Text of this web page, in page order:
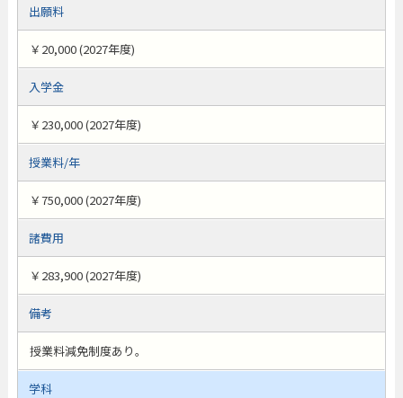
出願料
￥20,000 (2027年度)
入学金
￥230,000 (2027年度)
授業料/年
￥750,000 (2027年度)
諸費用
￥283,900 (2027年度)
備考
授業料減免制度あり。
学科